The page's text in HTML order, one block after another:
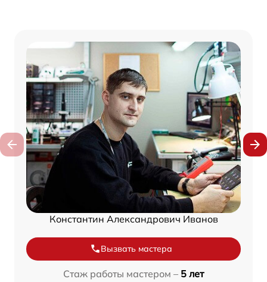
Константин Александрович Иванов
Вызвать мастера
Стаж работы мастером – 5 лет